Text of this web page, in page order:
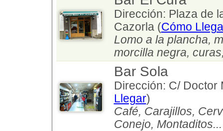
Dirección: Plaza de
Cazorla (Cómo
Lomo a la plancha,
morcilla negra,
Bar Sola
Dirección: C/ Doctor
Llegar)
Café, Carajillos,
Conejo, Montaditos...